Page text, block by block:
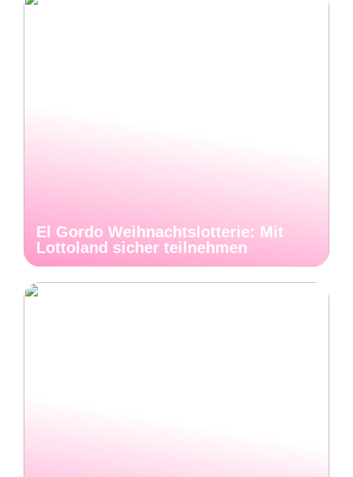
El Gordo Weihnachtslotterie: Mit
Lottoland sicher teilnehmen